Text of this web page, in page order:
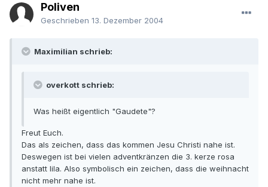
Poliven
Geschrieben 13. Dezember 2004
Maximilian schrieb:
overkott schrieb:
Was heißt eigentlich "Gaudete"?
Freut Euch.
Das als zeichen, dass das kommen Jesu Christi nahe ist.
Deswegen ist bei vielen adventkränzen die 3. kerze rosa
anstatt lila. Also symbolisch ein zeichen, dass die weihnacht
nicht mehr nahe ist.